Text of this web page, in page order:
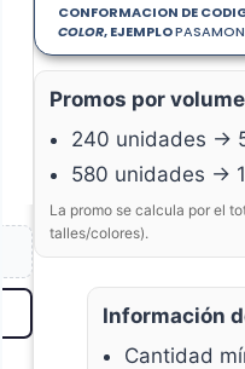
CONFORMACION DE
COLOR, EJEMPLO
Promos por
240 unidades →
580 unidades →
La promo se calcula por el
talles/colores).
Información
Cantidad